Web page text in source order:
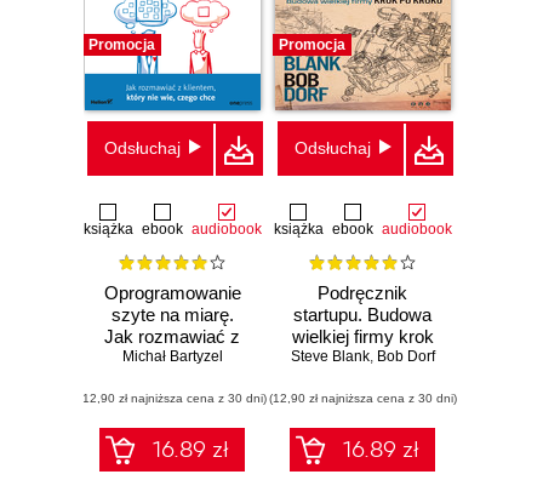
Promocja
Odsłuchaj
książka ebook audiobook
Oprogramowanie
szyte na miarę.
Jak rozmawiać z
klientem, który nie
Wydanie II
rozszerzone
Michał Bartyzel
(12,90 zł najniższa cena z 30 dni)
16.89 zł
Promocja
Odsłuchaj
książka ebook audiobook
Podręcznik
startupu. Budowa
wielkiej firmy krok
po kroku
Steve Blank, Bob Dorf
(12,90 zł najniższa cena z 30 dni)
16.89 zł